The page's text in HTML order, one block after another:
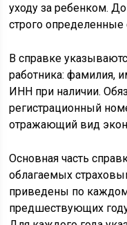
уходу за ребенком.
строго определенные
В справке
работника: фамилия,
ИНН при наличии.
регистрационный
отражающий вид
Основная часть
облагаемых
приведены по
предшествующих году